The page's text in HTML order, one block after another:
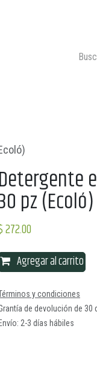
Detergente
pz (Ecoló)
272.00
Agregar al carrito
y condiciones
de devolución de 30
Envío: 2-3 días hábiles